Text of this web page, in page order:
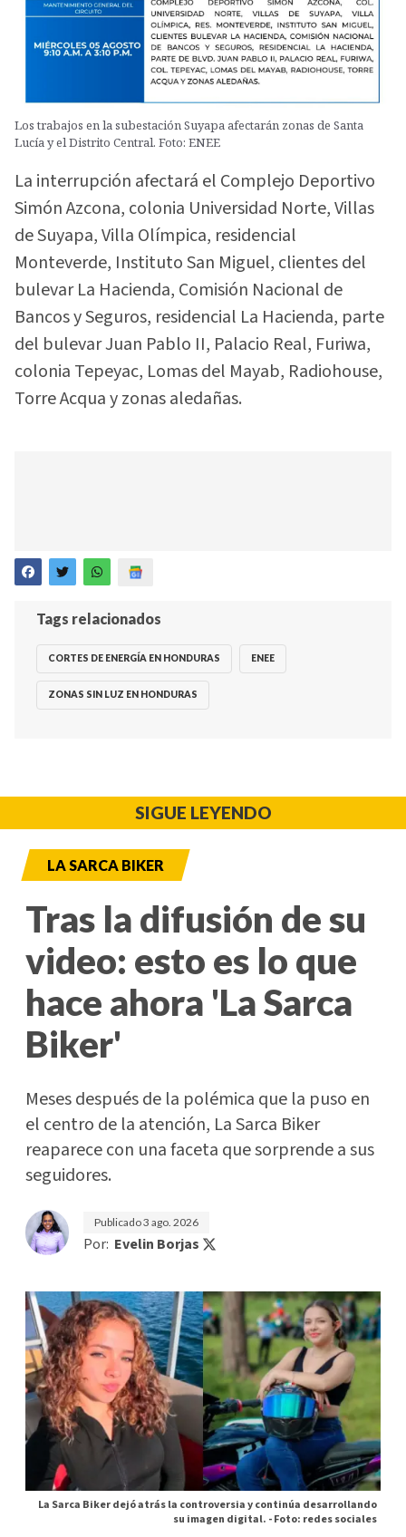
Los trabajos en la subestación Suyapa afectarán zonas de Santa
Lucía y el Distrito Central. Foto: ENEE
La interrupción afectará el Complejo Deportivo
Simón Azcona, colonia Universidad Norte, Villas
de Suyapa, Villa Olímpica, residencial
Monteverde, Instituto San Miguel, clientes del
bulevar La Hacienda, Comisión Nacional de
Bancos y Seguros, residencial La Hacienda, parte
del bulevar Juan Pablo II, Palacio Real, Furiwa,
colonia Tepeyac, Lomas del Mayab, Radiohouse,
Torre Acqua y zonas aledañas.
Tags relacionados
CORTES DE ENERGÍA EN HONDURAS ENEE
ZONAS SIN LUZ EN HONDURAS
SIGUE LEYENDO
LA SARCA BIKER
Tras la difusión de su
video: esto es lo que
hace ahora 'La Sarca
Biker'
Meses después de la polémica que la puso en
el centro de la atención, La Sarca Biker
reaparece con una faceta que sorprende a sus
seguidores.
Publicado3 ago. 2026
Por: Evelin Borjas
La Sarca Biker dejó atrás la controversia y continúa desarrollando
su imagen digital. -Foto: redes sociales